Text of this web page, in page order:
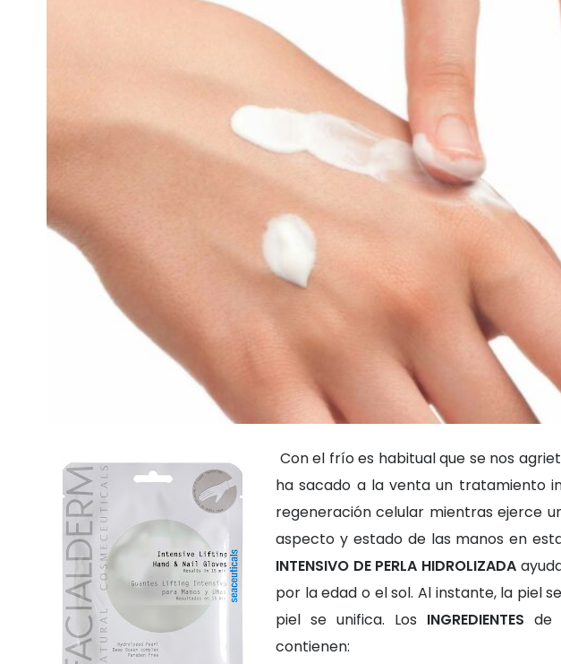
Con el frío es habitual que se nos
ha sacado a la venta un tratamiento
regeneración celular mientras ejerce
aspecto y estado de las manos en
INTENSIVO DE PERLA HIDROLIZADA
por la edad o el sol. Al instante, la piel
piel se unifica. Los INGREDIENTES de
contienen: